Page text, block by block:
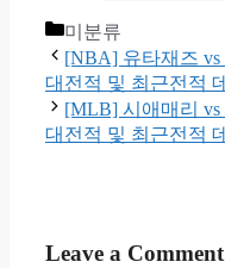
Categories
미분류
[NBA] 유타재즈
대전적 및 최근전적
[MLB] 시애매리
대전적 및 최근전적
Leave a Comment